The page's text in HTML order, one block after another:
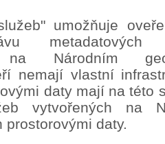
umožňuje
metadatových
na Národním
nemají vlastní
daty mají na této
vytvořených na
prostorovými daty.